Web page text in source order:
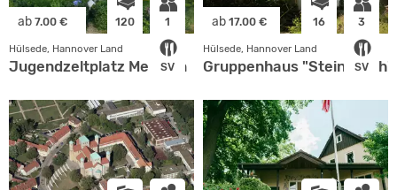
ab 7.00 € 120 1
SV
Hülsede, Hannover Land
Jugendzeltplatz Meinsen
ab 17.00 € 16 3
SV
Hülsede, Hannover Land
Gruppenhaus "Steinbruch"